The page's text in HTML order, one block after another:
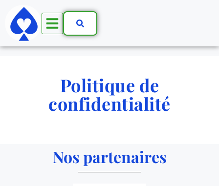
Politique de
confidentialité
Nos partenaires